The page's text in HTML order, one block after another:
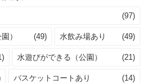
(97)
） (49) 水飲み場あり (49)
水遊びができる（公園） (21)
バスケットコートあり (14)